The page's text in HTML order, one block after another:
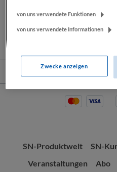
Thomas Wizany exklusiv…
Service-Hotline
SN-Produktwelt SN-
Veranstaltungen
Abo
von uns verwendete Funktionen
von uns verwendete Informationen
Zwecke anzeigen